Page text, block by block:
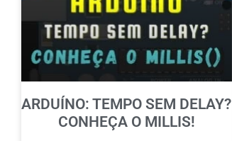
ARDUÍNO: TEMPO SEM DELAY?
CONHEÇA O MILLIS!